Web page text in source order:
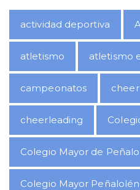
actividad deportiva
atletismo atletismo
campeonatos cheer
cheerleading
Colegio Mayor de
Colegio Mayor Peñalolén